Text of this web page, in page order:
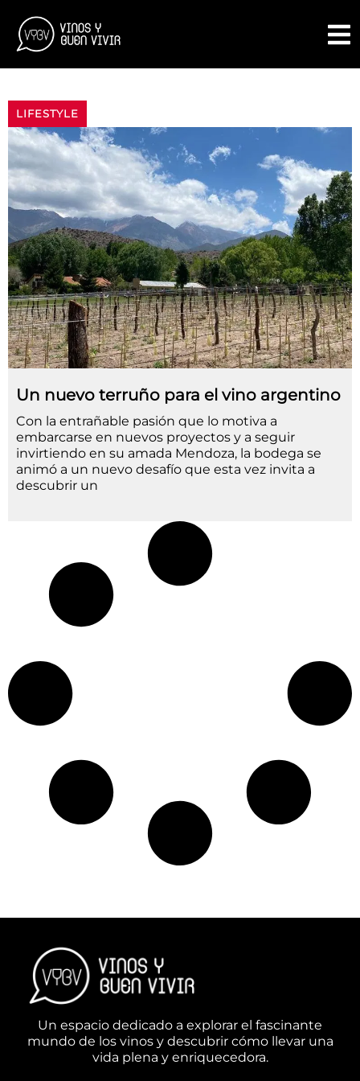
LIFESTYLE
Un nuevo terruño para el vino argentino
Con la entrañable pasión que lo motiva a
embarcarse en nuevos proyectos y a seguir
invirtiendo en su amada Mendoza, la bodega se
animó a un nuevo desafío que esta vez invita a
descubrir un
Un espacio dedicado a explorar el fascinante
mundo de los vinos y descubrir cómo llevar una
vida plena y enriquecedora.